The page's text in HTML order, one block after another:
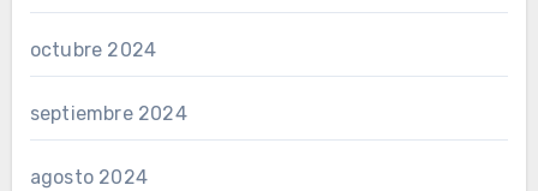
octubre 2024
septiembre 2024
agosto 2024